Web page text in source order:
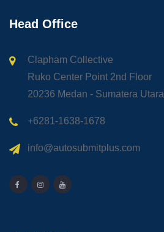
Head Office
Clapham Collective
Ruko Center Point 2nd Floor
20236 Medan - Sumatera Utara
+6281-1638-1678
info@autosubmitplus.com